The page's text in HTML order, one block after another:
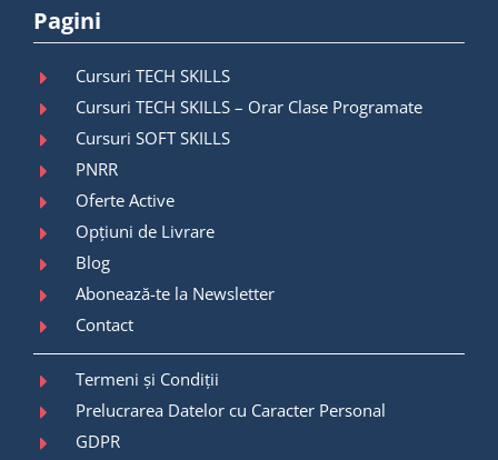
Pagini
Cursuri TECH SKILLS
Cursuri TECH SKILLS – Orar Clase Programate
Cursuri SOFT SKILLS
PNRR
Oferte Active
Opțiuni de Livrare
Blog
Abonează-te la Newsletter
Contact
Termeni și Condiții
Prelucrarea Datelor cu Caracter Personal
GDPR